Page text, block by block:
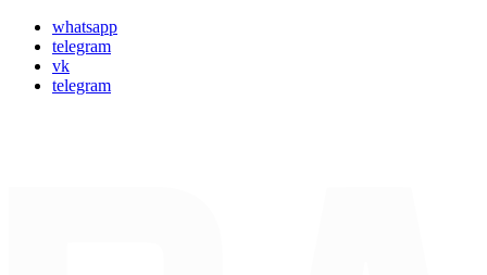
whatsapp
telegram
vk
telegram